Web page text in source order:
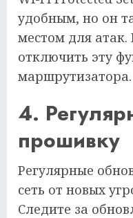
удобным, но он
местом для атак.
отключить эту
маршрутизатора.
4.
прошивку
Регулярные
сеть от новых
Следите за